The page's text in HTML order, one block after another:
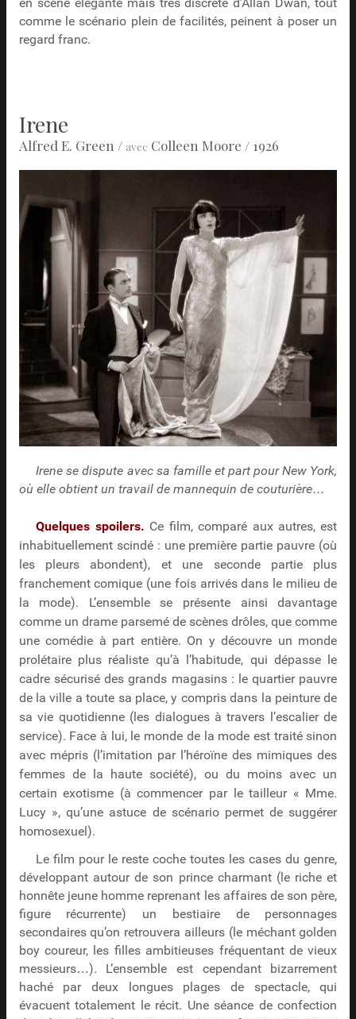
comme le scénario plein de facilités, peinent à poser un
regard franc.
Irene
Alfred E. Green / avec Colleen Moore / 1926
Irene se dispute avec sa famille et part pour New York,
où elle obtient un travail de mannequin de couturière…
Quelques spoilers. Ce film, comparé aux autres, est
inhabituellement scindé : une première partie pauvre (où
les pleurs abondent), et une seconde partie plus
franchement comique (une fois arrivés dans le milieu de
la mode). L’ensemble se présente ainsi davantage
comme un drame parsemé de scènes drôles, que comme
une comédie à part entière. On y découvre un monde
prolétaire plus réaliste qu’à l’habitude, qui dépasse le
cadre sécurisé des grands magasins : le quartier pauvre
de la ville a toute sa place, y compris dans la peinture de
sa vie quotidienne (les dialogues à travers l’escalier de
service). Face à lui, le monde de la mode est traité sinon
avec mépris (l’imitation par l’héroïne des mimiques des
femmes de la haute société), ou du moins avec un
certain exotisme (à commencer par le tailleur « Mme.
Lucy », qu’une astuce de scénario permet de suggérer
homosexuel).
Le film pour le reste coche toutes les cases du genre,
développant autour de son prince charmant (le riche et
honnête jeune homme reprenant les affaires de son père,
figure récurrente) un bestiaire de personnages
secondaires qu’on retrouvera ailleurs (le méchant golden
boy coureur, les filles ambitieuses fréquentant de vieux
messieurs…). L’ensemble est cependant bizarrement
haché par deux longues plages de spectacle, qui
évacuent totalement le récit. Une séance de confection